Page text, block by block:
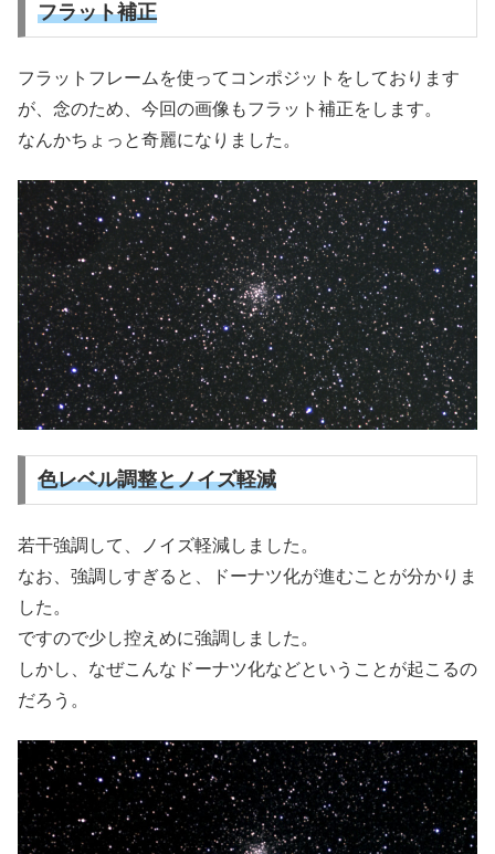
フラット補正
フラットフレームを使ってコンポジットをしております
が、念のため、今回の画像もフラット補正をします。
なんかちょっと奇麗になりました。
色レベル調整とノイズ軽減
若干強調して、ノイズ軽減しました。
なお、強調しすぎると、ドーナツ化が進むことが分かりま
した。
ですので少し控えめに強調しました。
しかし、なぜこんなドーナツ化などということが起こるの
だろう。